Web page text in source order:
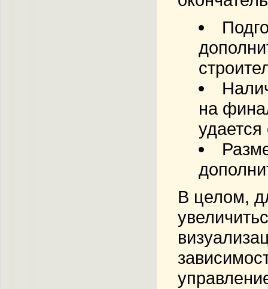
на
В целом,